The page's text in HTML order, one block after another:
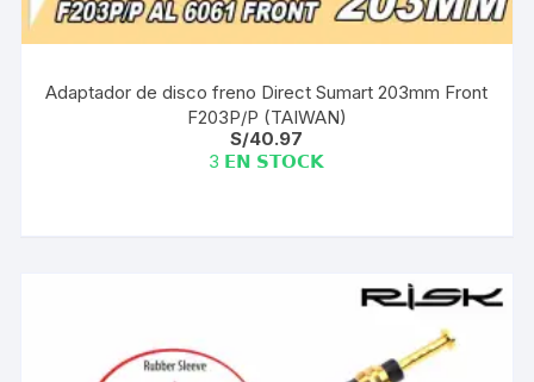
Adaptador de disco freno Direct Sumart 203mm Front
F203P/P (TAIWAN)
S/40.97
3 𝗘𝗡 𝗦𝗧𝗢𝗖𝗞